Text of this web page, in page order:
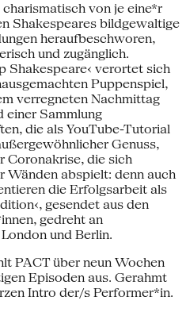
von je eine*r
Shakespeares bildgewaltige
heraufbeschworen,
und zugänglich.
Shakespeare‹ verortet sich
Puppenspiel,
verregneten Nachmittag
einer Sammlung
die als YouTube-Tutorial
Genuss,
Coronakrise, die sich
Wänden abspielt: denn auch
die Erfolgsarbeit als
gesendet aus den
gedreht an
und Berlin.
PACT über neun Wochen
Episoden aus. Gerahmt
Intro der/s Performer*in.